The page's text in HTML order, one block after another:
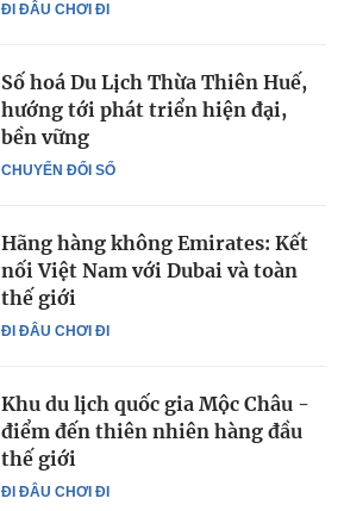
ĐI ĐÂU CHƠI ĐI
CHUYỂN ĐỔI SỐ
Số hoá Du Lịch Thừa Thiên Huế,
hướng tới phát triển hiện đại,
bền vững
ĐI ĐÂU CHƠI ĐI
Hãng hàng không Emirates: Kết
nối Việt Nam với Dubai và toàn
thế giới
ĐI ĐÂU CHƠI ĐI
Khu du lịch quốc gia Mộc Châu -
điểm đến thiên nhiên hàng đầu
thế giới